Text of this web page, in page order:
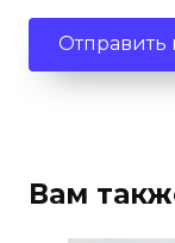
Вам